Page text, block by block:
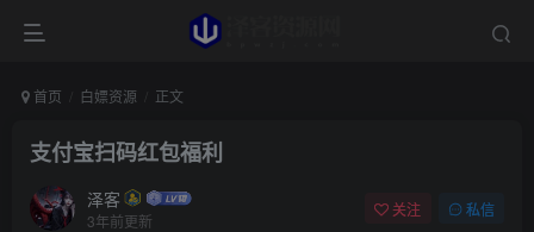
首页 白嫖资源 正文
支付宝扫码红包福利
泽客
3年前更新
关注 私信